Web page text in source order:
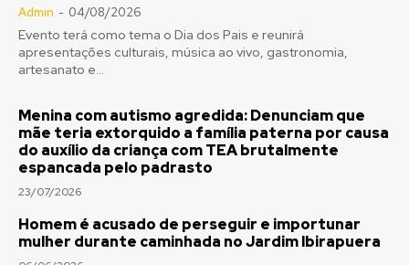
Admin - 04/08/2026
Evento terá como tema o Dia dos Pais e reunirá
apresentações culturais, música ao vivo, gastronomia,
artesanato e...
Menina com autismo agredida: Denunciam que
mãe teria extorquido a família paterna por causa
do auxílio da criança com TEA brutalmente
espancada pelo padrasto
23/07/2026
Homem é acusado de perseguir e importunar
mulher durante caminhada no Jardim Ibirapuera